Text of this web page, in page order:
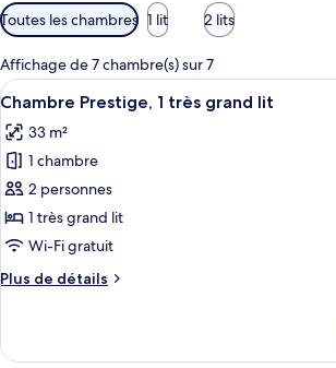
Filtres
disponibles
pour
les
chambres
Toutes les chambres 1 lit 2 lits
Affichage de 7 chambre(s) sur 7
Afficher
toutes
les
photos
pour
ce
type
chambre :
Une
8
Chambre Prestige, 1 très grand lit
33 m²
1 chambre
2 personnes
1 très grand lit
Wi-Fi gratuit
Plus de détails
Plus
Chambre